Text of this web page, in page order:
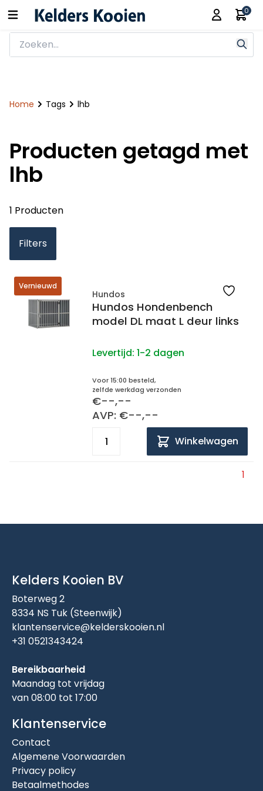
0
Home Tags lhb
Producten getagd met
lhb
1 Producten
Filters
Vernieuwd
Hundos
Hundos Hondenbench
model DL maat L deur links
Levertijd: 1-2 dagen
Voor 15:00 besteld,
zelfde werkdag verzonden
€--,--
AVP: €--,--
Winkelwagen
1
Kelders Kooien BV
Boterweg 2
8334 NS Tuk (Steenwijk)
klantenservice@kelderskooien.nl
+31 0521343424
Bereikbaarheid
Maandag tot vrijdag
van 08:00 tot 17:00
Klantenservice
Contact
Algemene Voorwaarden
Privacy policy
Betaalmethodes